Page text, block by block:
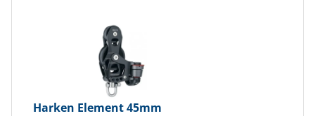
Harken Element 45mm